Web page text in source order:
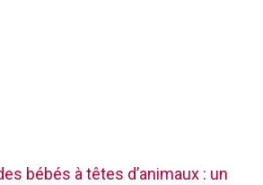
bébés à têtes d’animaux : un